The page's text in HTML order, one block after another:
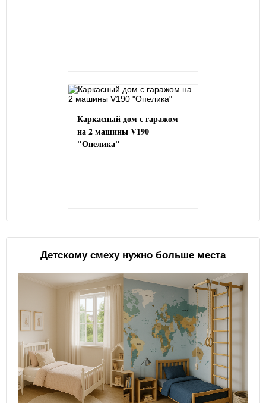
Каркасный дом с гаражом
на 2 машины V190
"Опелика"
Детскому смеху нужно больше места